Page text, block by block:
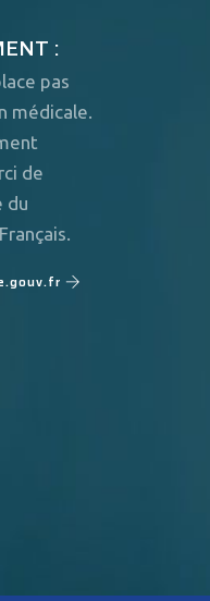
:
pas
médicale.
de
du